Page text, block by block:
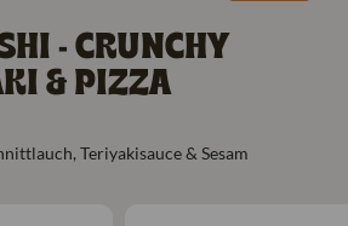
- CRUNCHY
& PIZZA
Teriyakisauce & Sesam